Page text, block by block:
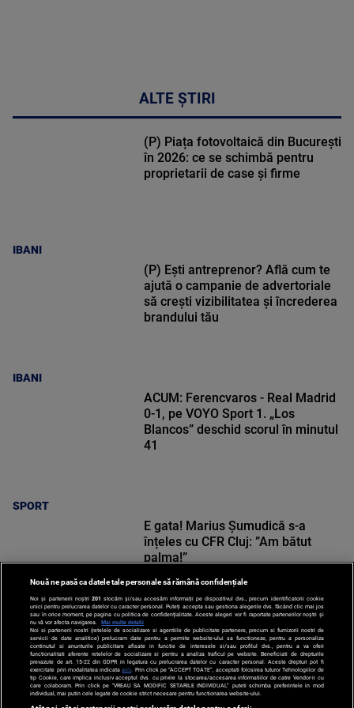
ALTE ȘTIRI
IBANI
(P) Piața fotovoltaică din București
în 2026: ce se schimbă pentru
proprietarii de case și firme
IBANI
(P) Ești antreprenor? Află cum te
ajută o campanie de advertoriale
să crești vizibilitatea și încrederea
brandului tău
SPORT
ACUM: Ferencvaros - Real Madrid
0-1, pe VOYO Sport 1. „Los
Blancos” deschid scorul în minutul
41
SPORT
E gata! Marius Șumudică s-a
înțeles cu CFR Cluj: ”Am bătut
palma!”
Nouă ne pasă ca datele tale personale să rămână confidențiale
Noi și partenerii noștri 201 stocăm și/sau accesăm informații pe dispozitivul dvs., precum identificatorii cookie
unici pentru prelucrarea datelor cu caracter personal. Puteți accepta sau gestiona alegerile dvs. făcând clic mai jos
sau în orice moment, pe pagina cu politica de confidențialitate. Aceste alegeri vor fi raportate partenerilor noștri și
nu vă vor afecta navigarea.
Mai multe detalii
Noi si partenerii nostri (retelele de socializare si agentiile de publicitate partenere, precum si furnizorii nostri de
servicii de date analitice) prelucram date pentru a permite website-ului sa functioneze, pentru a personaliza
continutul si anunturile publicitare afisate in functie de interesele si/sau profilul dvs., pentru a va oferi
functionalitati aferente retelelor de socializare si pentru a analiza traficul pe website. Beneficiati de drepturile
prevazute de art. 15-22 din GDPR in legatura cu prelucrarea datelor cu caracter personal. Aceste drepturi pot fi
exercitate prin modalitatea indicataaici . Prin click pe “ACCEPT TOATE”, acceptati folosirea tuturor Tehnologiilor de
tip Cookie, care implica inclusiv acceptul dvs. cu privire la stocarea/accesarea informatiilor de catre Vendor-ii cu
care colaboram. Prin click pe “VREAU SA MODIFIC SETARILE INDIVIDUAL” puteti schimba preferintele in mod
individual, mai putin cele legate de cookie strict necesare pentru functionarea website-ului.